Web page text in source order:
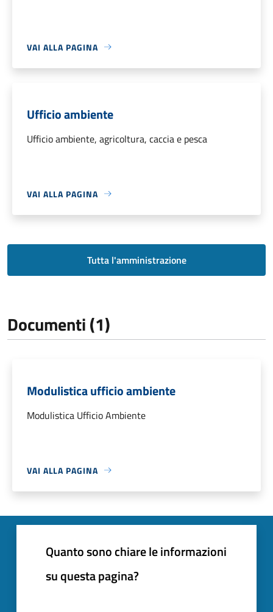
VAI ALLA PAGINA
Ufficio ambiente
Ufficio ambiente, agricoltura, caccia e pesca
VAI ALLA PAGINA
Tutta l'amministrazione
Documenti (1)
Modulistica ufficio ambiente
Modulistica Ufficio Ambiente
VAI ALLA PAGINA
Quanto sono chiare le informazioni
su questa pagina?